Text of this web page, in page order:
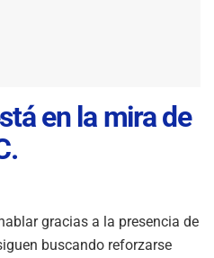
en la mira de
gracias a la presencia de
buscando reforzarse